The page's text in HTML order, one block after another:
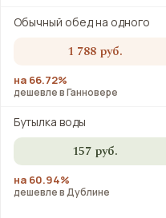
Обычный обед на одного
1 788 руб.
на 66.72%
дешевле в Ганновере
Бутылка воды
157 руб.
на 60.94%
дешевле в Дублине